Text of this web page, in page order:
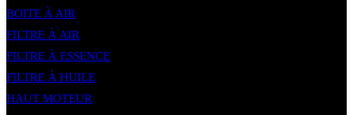
BOITE À AIR
FILTRE À AIR
FILTRE À ESSENCE
FILTRE À HUILE
HAUT MOTEUR